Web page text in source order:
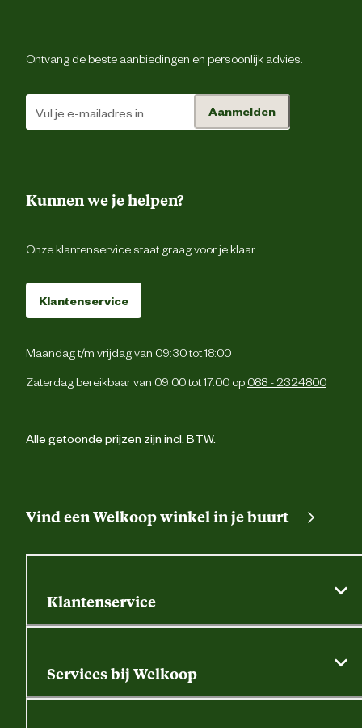
Ontvang de beste aanbiedingen en persoonlijk advies.
Aanmelden
Kunnen we je helpen?
Onze klantenservice staat graag voor je klaar.
Klantenservice
Maandag t/m vrijdag van 09:30 tot 18:00
Zaterdag bereikbaar van 09:00 tot 17:00 op 088 - 2324800
Alle getoonde prijzen zijn incl. BTW.
Vind een Welkoop winkel in je buurt
Klantenservice
Contactformulier
Services bij Welkoop